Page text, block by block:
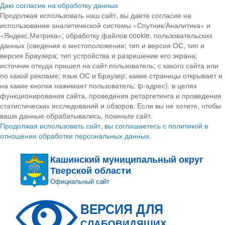
Даю согласие на обработку данных
Продолжая использовать наш сайт, вы даете согласие на
использование аналитической системы «Спутник/Аналитика» и
«Яндекс.Метрика»; обработку файлов cookie, пользовательских
данных (сведения о местоположении; тип и версия ОС, тип и
версия Браузера; тип устройства и разрешение его экрана;
источник откуда пришел на сайт пользователь; с какого сайта или
по какой рекламе; язык ОС и Браузер; какие страницы открывает и
на какие кнопки нажимает пользователь; ip-адрес). в целях
функционирования сайта, проведения ретаргетинга и проведения
статистических исследований и обзоров. Если вы не хотите, чтобы
ваши данные обрабатывались, покиньте сайт.
Продолжая использовать сайт, вы соглашаетесь с политикой в
отношении обработки персональных данных.